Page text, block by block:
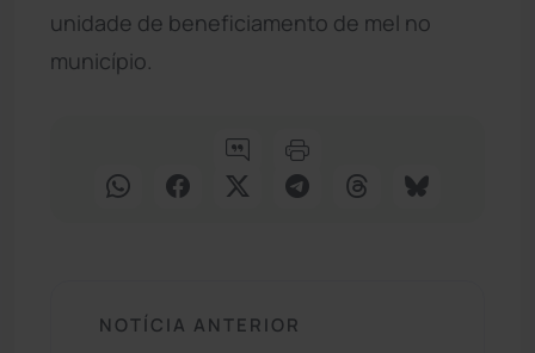
unidade de beneficiamento de mel no
município.
NOTÍCIA ANTERIOR